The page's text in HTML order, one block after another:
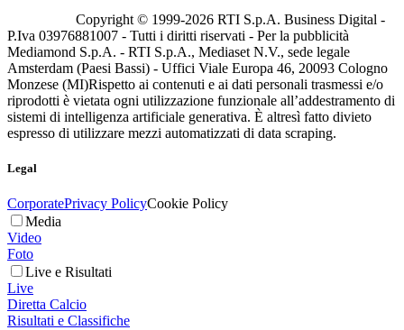
Copyright © 1999-2026 RTI S.p.A. Business Digital -
P.Iva 03976881007 - Tutti i diritti riservati - Per la pubblicità
Mediamond S.p.A. - RTI S.p.A., Mediaset N.V., sede legale
Amsterdam (Paesi Bassi) - Uffici Viale Europa 46, 20093 Cologno
Monzese (MI)Rispetto ai contenuti e ai dati personali trasmessi e/o
riprodotti è vietata ogni utilizzazione funzionale all’addestramento di
sistemi di intelligenza artificiale generativa. È altresì fatto divieto
espresso di utilizzare mezzi automatizzati di data scraping.
Legal
CorporatePrivacy PolicyCookie Policy
Media
Video
Foto
Live e Risultati
Live
Diretta Calcio
Risultati e Classifiche